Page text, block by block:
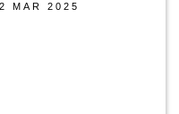
MAR 2025